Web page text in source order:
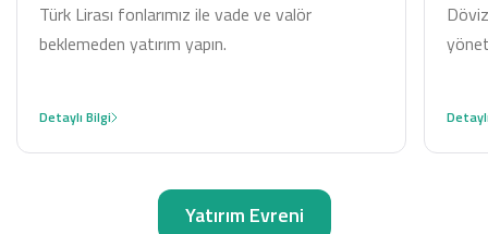
Türk Lirası fonlarımız ile vade ve valör
beklemeden yatırım yapın.
Detaylı Bilgi
Yatırım Evreni